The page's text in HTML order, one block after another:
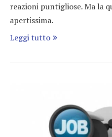
reazioni puntigliose. Ma la
apertissima.
Leggi tutto